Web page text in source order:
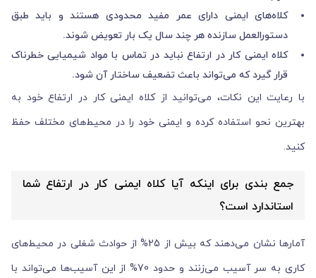
کلاه‌های ایمنی دارای عمر مفید محدودی هستند و باید طبق
دستورالعمل سازنده هر چند سال یک بار تعویض شوند.
کلاه ایمنی کار در ارتفاع نباید در تماس با مواد شیمیایی خطرناک
قرار گیرد که می‌تواند باعث تضعیف ساختار آن شود.
با رعایت این نکات، می‌توانید از کلاه ایمنی کار در ارتفاع خود به
بهترین نحو استفاده کرده و ایمنی خود را در محیط‌های مختلف حفظ
کنید.
جمع بندی برای اینکه آیا کلاه ایمنی کار در ارتفاع شما
استاندارد است؟
آمارها نشان می‌دهند که بیش از 25% از حوادث شغلی در محیط‌های
کاری به سر آسیب می‌زنند و حدود 70% از این آسیب‌ها می‌تواند با